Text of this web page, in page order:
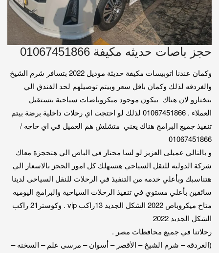
حجز باصات حديثه مكيفة 01067451866
وكمان عندنا اتوبيسات مكيفة حديثة موديل 2022 بتسافر شرم الشيخ
والغردقه لذلك وكمان باقل سعر وبيتم توصيلهم لحد الفندق الي
بتختارو لان هناك بيكون موجود ميكروباصات سياحية بتستقبل
العملاء . 01067451866 لذلك لو احتجت اي رحلات داخلية برضة بيتم
تنفيذ جميع البرامج هناك يعني متشلش هم العميل في اي حاجه /
01067451866
و بالتالي عميلى العزيز لو لسا محتار في الباص الي هتحجزة معاك
شركة الدوليه للنقل السياحي هتسهلك كل امور الحجز بالاسعار الي
هتناسبك وبأعلي خدمه من التنفيذ في الرحلات للنقل السياحى لدينا
سائقين بأعلي مستوي في تنفيذ الرحلات السياحية والبرامج اليوميه
متاح ميكروباص 2022 الشكل الجديد 13راكب vip . وكوستر21 راكب
الشكل الجديد 2022
رحلاتنا في جميع محافظات مصر .
(الغردقه – شرم الشيخ – الأقصر – أسوان – مرسى علم – السخنه –